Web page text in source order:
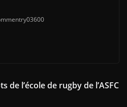
de l’école de rugby de l’ASFC